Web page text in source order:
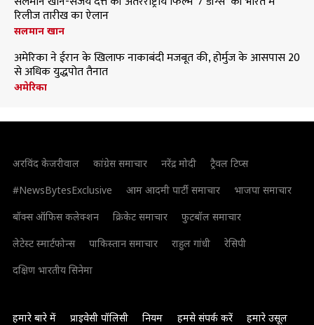
रिलीज तारीख का ऐलान
सलमान खान
अमेरिका ने ईरान के खिलाफ नाकाबंदी मजबूत की, होर्मुज के आसपास 20
से अधिक युद्धपोत तैनात
अमेरिका
अरविंद केजरीवाल कांग्रेस समाचार नरेंद्र मोदी
ट्रैवल टिप्स
#NewsBytesExclusive
आम आदमी पार्टी समाचार
भाजपा समाचार
बॉक्स ऑफिस कलेक्शन
क्रिकेट समाचार
फुटबॉल समाचार
लेटेस्ट स्मार्टफोन्स
पाकिस्तान समाचार राहुल गांधी
रेसिपी
दक्षिण भारतीय सिनेमा
हमारे बारे में प्राइवेसी पॉलिसी नियम हमसे संपर्क करें
हमारे उसूल